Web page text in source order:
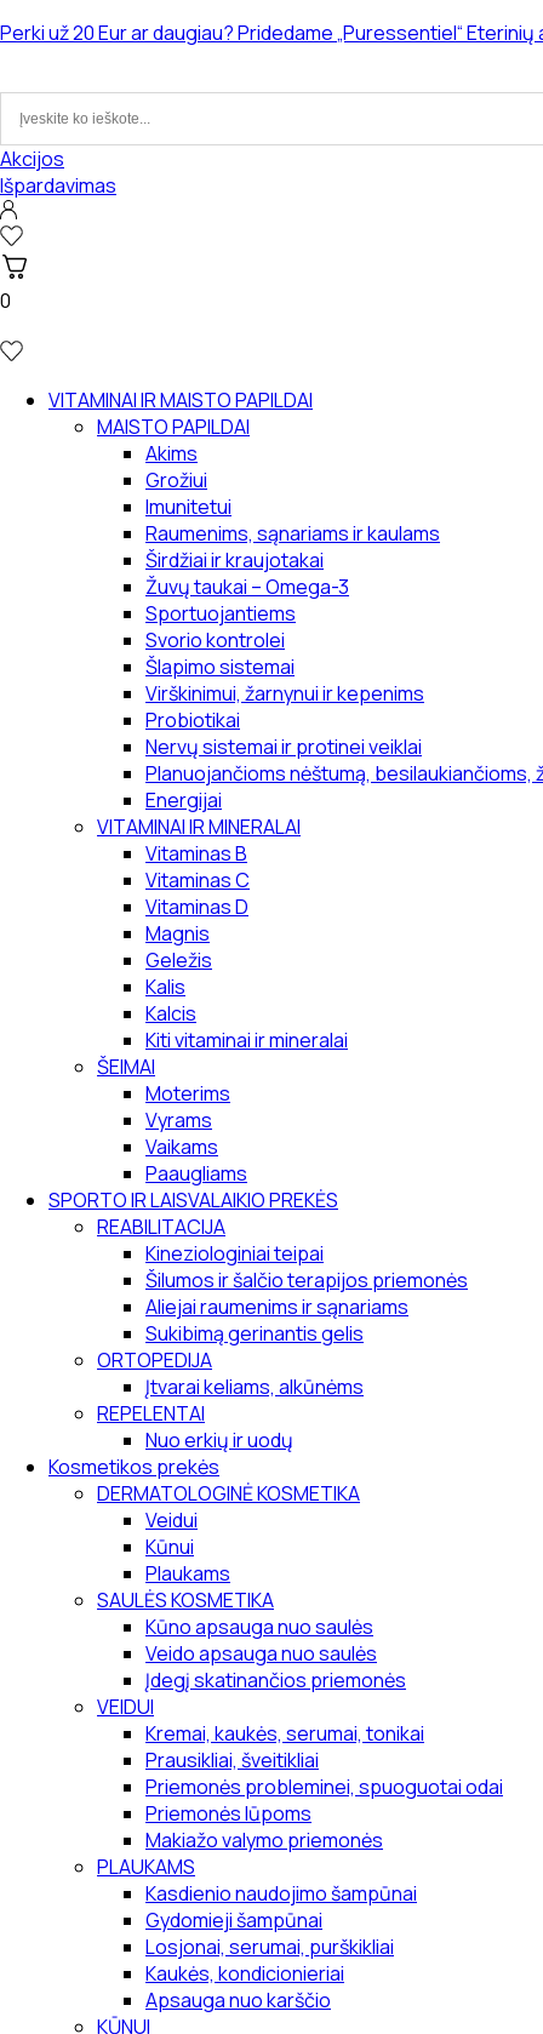
Eiti
Perki už 20 Eur ar daugiau? Pridedame „Puressentiel“ Eterinių
Akcijos
Išpardavimas
0
VITAMINAI IR MAISTO PAPILDAI
MAISTO PAPILDAI
Akims
Grožiui
Imunitetui
Raumenims, sąnariams ir kaulams
Širdžiai ir kraujotakai
Žuvų taukai – Omega-3
Sportuojantiems
Svorio kontrolei
Šlapimo sistemai
Virškinimui, žarnynui ir kepenims
Probiotikai
Nervų sistemai ir protinei veiklai
Planuojančioms nėštumą, besilaukiančioms,
Energijai
VITAMINAI IR MINERALAI
Vitaminas B
Vitaminas C
Vitaminas D
Magnis
Geležis
Kalis
Kalcis
Kiti vitaminai ir mineralai
ŠEIMAI
Moterims
Vyrams
Vaikams
Paaugliams
SPORTO IR LAISVALAIKIO PREKĖS
REABILITACIJA
Kineziologiniai teipai
Šilumos ir šalčio terapijos priemonės
Aliejai raumenims ir sąnariams
Sukibimą gerinantis gelis
ORTOPEDIJA
Įtvarai keliams, alkūnėms
REPELENTAI
Nuo erkių ir uodų
Kosmetikos prekės
DERMATOLOGINĖ KOSMETIKA
Veidui
Kūnui
Plaukams
SAULĖS KOSMETIKA
Kūno apsauga nuo saulės
Veido apsauga nuo saulės
Įdegį skatinančios priemonės
VEIDUI
Kremai, kaukės, serumai, tonikai
Prausikliai, šveitikliai
Priemonės probleminei, spuoguotai odai
Priemonės lūpoms
Makiažo valymo priemonės
PLAUKAMS
Kasdienio naudojimo šampūnai
Gydomieji šampūnai
Losjonai, serumai, purškikliai
Kaukės, kondicionieriai
Apsauga nuo karščio
KŪNUI